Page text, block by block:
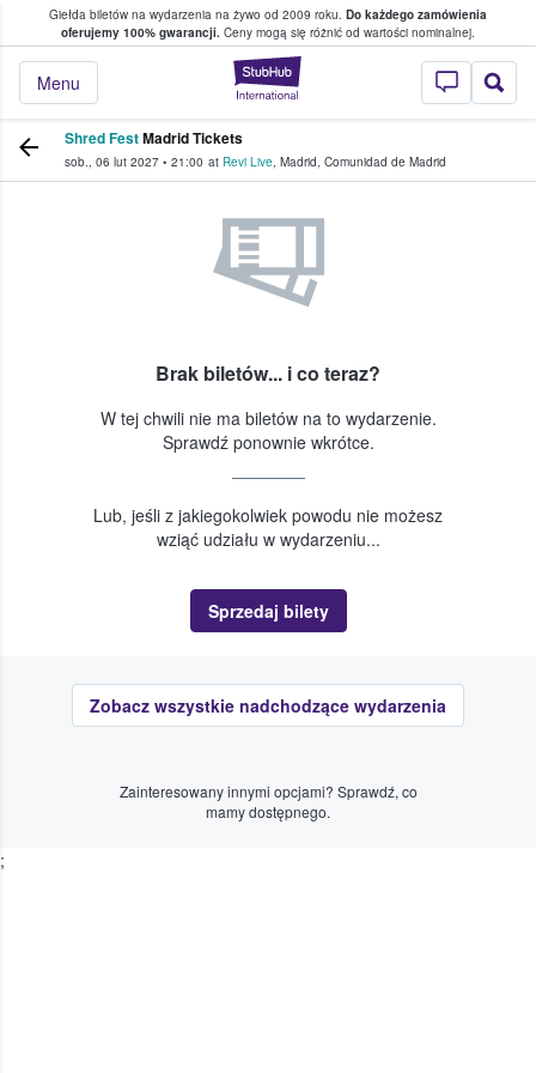
Giełda biletów na wydarzenia na żywo od 2009 roku. Do każdego zamówienia
oferujemy 100% gwarancji. Ceny mogą się różnić od wartości nominalnej.
StubHub —
Menu
w którym fani i kibice kupują i
Shred FestMadrid Tickets
sob., 06 lut 2027 • 21:00 at Revi Live, Madrid, Comunidad de Madrid
Brak biletów... i co teraz?
W tej chwili nie ma biletów na to wydarzenie.
Sprawdź ponownie wkrótce.
Lub, jeśli z jakiegokolwiek powodu nie możesz
wziąć udziału w wydarzeniu...
Sprzedaj bilety
Zobacz wszystkie nadchodzące wydarzenia
Zainteresowany innymi opcjami? Sprawdź, co
mamy dostępnego.
;